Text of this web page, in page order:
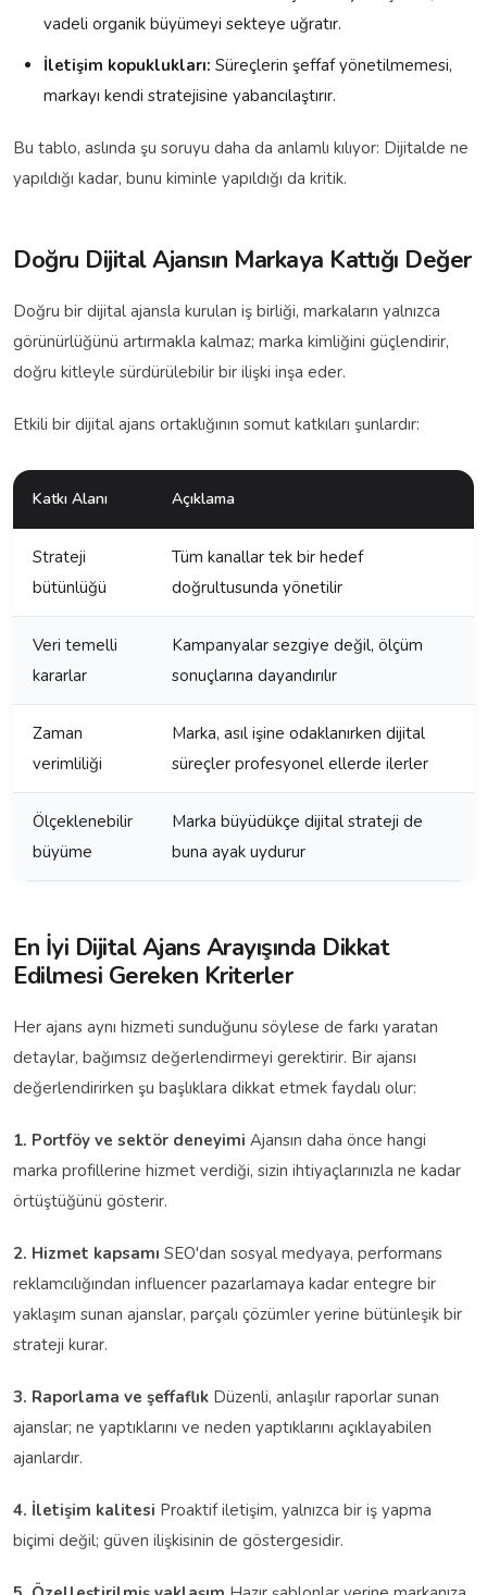
vadeli organik büyümeyi sekteye uğratır.
İletişim kopuklukları: Süreçlerin şeffaf yönetilmemesi,
markayı kendi stratejisine yabancılaştırır.
Bu tablo, aslında şu soruyu daha da anlamlı kılıyor: Dijitalde ne
yapıldığı kadar, bunu kiminle yapıldığı da kritik.
Doğru Dijital Ajansın Markaya Kattığı Değer
Doğru bir dijital ajansla kurulan iş birliği, markaların yalnızca
görünürlüğünü artırmakla kalmaz; marka kimliğini güçlendirir,
doğru kitleyle sürdürülebilir bir ilişki inşa eder.
Etkili bir dijital ajans ortaklığının somut katkıları şunlardır:
Katkı Alanı Açıklama
Strateji
bütünlüğü
Tüm kanallar tek bir hedef
doğrultusunda yönetilir
Veri temelli
kararlar
Kampanyalar sezgiye değil, ölçüm
sonuçlarına dayandırılır
Zaman
verimliliği
Marka, asıl işine odaklanırken dijital
süreçler profesyonel ellerde ilerler
Ölçeklenebilir
büyüme
Marka büyüdükçe dijital strateji de
buna ayak uydurur
En İyi Dijital Ajans Arayışında Dikkat
Edilmesi Gereken Kriterler
Her ajans aynı hizmeti sunduğunu söylese de farkı yaratan
detaylar, bağımsız değerlendirmeyi gerektirir. Bir ajansı
değerlendirirken şu başlıklara dikkat etmek faydalı olur:
1. Portföy ve sektör deneyimi Ajansın daha önce hangi
marka profillerine hizmet verdiği, sizin ihtiyaçlarınızla ne kadar
örtüştüğünü gösterir.
2. Hizmet kapsamı SEO'dan sosyal medyaya, performans
reklamcılığından influencer pazarlamaya kadar entegre bir
yaklaşım sunan ajanslar, parçalı çözümler yerine bütünleşik bir
strateji kurar.
3. Raporlama ve şeffaflık Düzenli, anlaşılır raporlar sunan
ajanslar; ne yaptıklarını ve neden yaptıklarını açıklayabilen
ajanlardır.
4. İletişim kalitesi Proaktif iletişim, yalnızca bir iş yapma
biçimi değil; güven ilişkisinin de göstergesidir.